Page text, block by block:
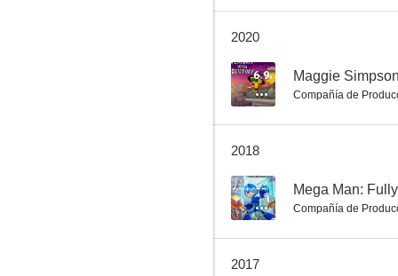
Wow! Wow! Wubbzy!
9.0
2020
6.9 Maggie
Compañía de
2018
-- Mega Man:
Compañía de
2017